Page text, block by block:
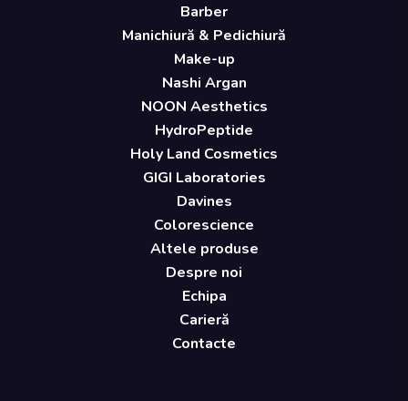
Barber
Manichiură & Pedichiură
Make-up
Nashi Argan
NOON Aesthetics
HydroPeptide
Holy Land Cosmetics
GIGI Laboratories
Davines
Colorescience
Altele produse
Despre noi
Echipa
Carieră
Contacte